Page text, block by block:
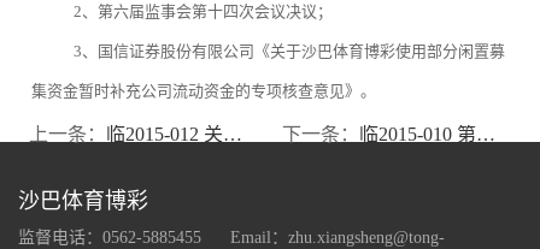
2、第六届监事会第十四次会议决议；
3、国信证券股份有限公司《关于沙巴体育博彩使用部分闲置募
集资金暂时补充公司流动资金的专项核查意见》。
上一条： 临2015-012 关于解除增资控股事项的公告 下一条： 临2015-010 第六届监事会第十四次会议决议公告
沙巴体育博彩
监督电话：0562-5885455
Email：zhu.xiangsheng@tong-